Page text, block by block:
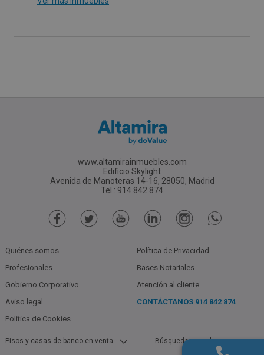
www.altamirainmuebles.com
Edificio Skylight
Avenida de Manoteras 14-16, 28050, Madrid
Tel.: 914 842 874
Quiénes somos
Profesionales
Gobierno Corporativo
Aviso legal
Política de Cookies
Política de Privacidad
Bases Notariales
Atención al cliente
CONTÁCTANOS 914 842 874
Pisos y casas de banco en venta Búsquedas populares